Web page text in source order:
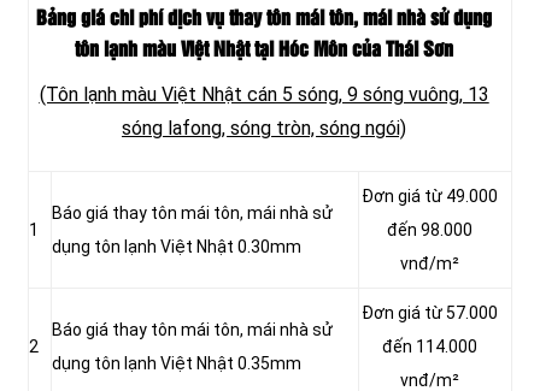
Bảng giá chi phí dịch vụ thay tôn mái tôn, mái nhà sử dụng
tôn lạnh màu Việt Nhật tại Hóc Môn của Thái Sơn
(Tôn lạnh màu Việt Nhật cán 5 sóng, 9 sóng vuông, 13
sóng lafong, sóng tròn, sóng ngói)
1
Báo giá thay tôn mái tôn, mái nhà sử
dụng tôn lạnh Việt Nhật 0.30mm
Đơn giá từ 49.000
đến 98.000
vnđ/m²
2
Báo giá thay tôn mái tôn, mái nhà sử
dụng tôn lạnh Việt Nhật 0.35mm
Đơn giá từ 57.000
đến 114.000
vnđ/m²